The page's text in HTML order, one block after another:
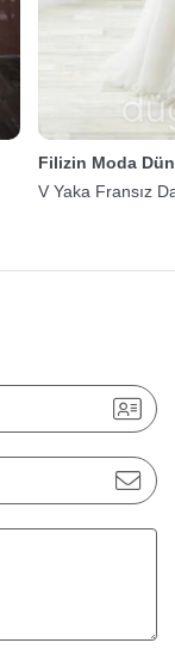
Filizin Moda
V Yaka Fransız